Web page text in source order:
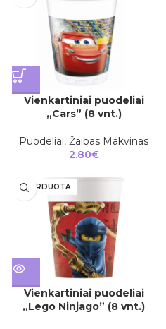
Vienkartiniai puodeliai
„Cars” (8 vnt.)
Puodeliai, Žaibas Makvinas
2.80€
IŠPARDUOTA
Vienkartiniai puodeliai
„Lego Ninjago” (8 vnt.)